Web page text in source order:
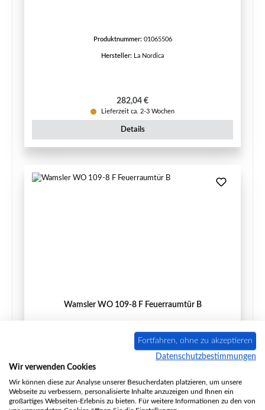
Produktnummer: 01065506
Hersteller: La Nordica
Regulärer Preis:
282,04 €
Lieferzeit ca. 2-3 Wochen
Details
Wamsler WO 109-8 F Feuerraumtür B
01073170
Fortfahren, ohne zu akzeptieren
Datenschutzbestimmungen
Wir verwenden Cookies
Wir können diese zur Analyse unserer Besucherdaten platzieren, um unsere
Webseite zu verbessern, personalisierte Inhalte anzuzeigen und Ihnen ein
großartiges Webseiten-Erlebnis zu bieten. Für weitere Informationen zu den von